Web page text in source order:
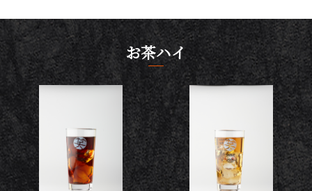
お茶ハイ